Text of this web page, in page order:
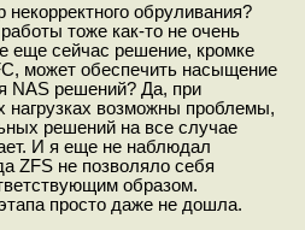
обруливания?
тоже как-то не очень
еще сейчас решение, кромке
может обеспечить насыщение
NAS решений? Да, при
нагрузках возможны проблемы,
решений на все случае
И я еще не наблюдал
ZFS не позволяло себя
образом.
просто даже не дошла.